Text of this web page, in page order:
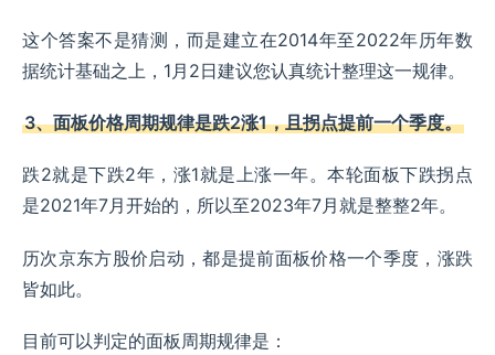
这个答案不是猜测，而是建立在2014年至2022年历年数
据统计基础之上，1月2日建议您认真统计整理这一规律。
3、面板价格周期规律是跌2涨1，且拐点提前一个季度。
跌2就是下跌2年，涨1就是上涨一年。本轮面板下跌拐点
是2021年7月开始的，所以至2023年7月就是整整2年。
历次京东方股价启动，都是提前面板价格一个季度，涨跌
皆如此。
目前可以判定的面板周期规律是：